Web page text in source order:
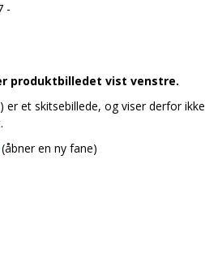
-
produktbilledet vist venstre.
er et skitsebillede, og viser derfor ikke
(åbner en ny fane)